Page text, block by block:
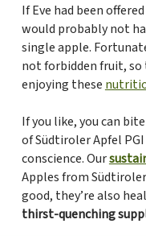
If Eve had been
would probably not
single apple.
not forbidden fruit, so
enjoying these
If you like, you can
of Südtiroler Apfel
conscience. Our
Apples from
good, they’re also
thirst-quenching